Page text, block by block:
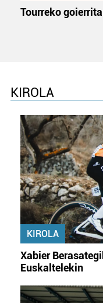
Tourreko
KIROLA
KIROLA
Xabier
Euskaltelekin